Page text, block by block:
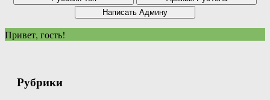
Привет, гость!
Рубрики